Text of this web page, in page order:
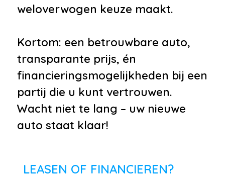
weloverwogen keuze maakt.
Kortom: een betrouwbare auto,
transparante prijs, én
financieringsmogelijkheden bij een
partij die u kunt vertrouwen.
Wacht niet te lang – uw nieuwe
auto staat klaar!
LEASEN OF FINANCIEREN?